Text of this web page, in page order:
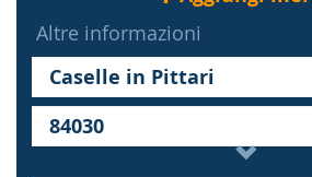
Altre informazioni